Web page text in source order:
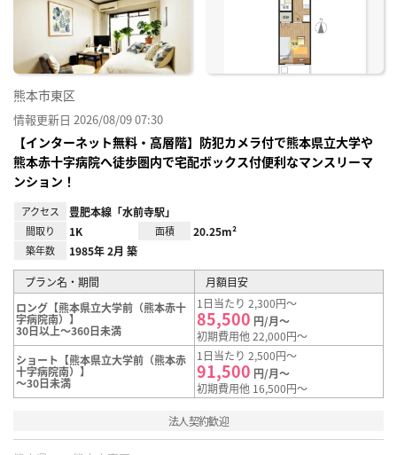
熊本市東区
情報更新日 2026/08/09 07:30
【インターネット無料・高層階】防犯カメラ付で熊本県立大学や
熊本赤十字病院へ徒歩圏内で宅配ボックス付便利なマンスリーマ
ンション！
アクセス 豊肥本線「水前寺駅」
間取り 1K 面積 20.25m²
築年数 1985年 2月 築
プラン名・期間
月額目安
ロング【熊本県立大学前（熊本赤十
字病院南）】
30日以上～360日未満
1日当たり 2,300円～
85,500 円/月～
初期費用他 22,000円～
ショート【熊本県立大学前（熊本赤
十字病院南）】
～30日未満
1日当たり 2,500円～
91,500 円/月～
初期費用他 16,500円～
法人契約歓迎